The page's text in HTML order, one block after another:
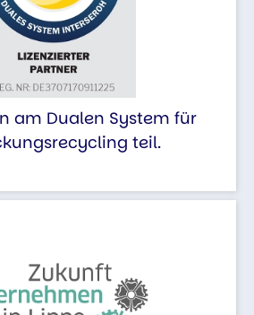
am Dualen System für
teil.